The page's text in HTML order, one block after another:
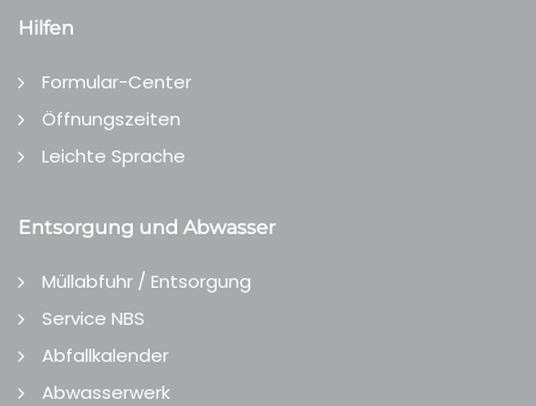
Hilfen
Formular-Center
Öffnungszeiten
Leichte Sprache
Entsorgung und Abwasser
Müllabfuhr / Entsorgung
Service NBS
Abfallkalender
Abwasserwerk